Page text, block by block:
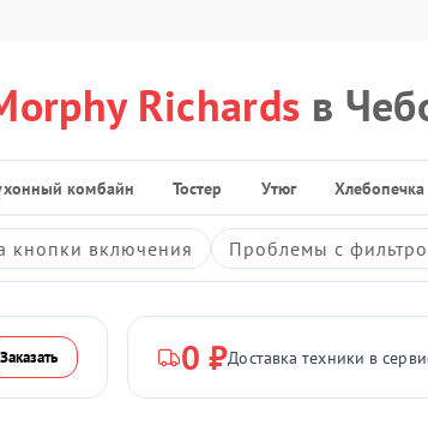
Richards в
комбайн Тостер Утюг Хлебопечка
кнопки включения Проблемы с
Заказать 0 ₽Доставка техники в